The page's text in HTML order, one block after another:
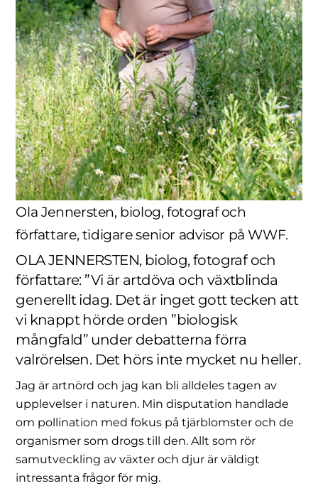
Ola Jennersten, biolog, fotograf och
författare, tidigare senior advisor på WWF.
OLA JENNERSTEN, biolog, fotograf och
författare: ”Vi är artdöva och växtblinda
generellt idag. Det är inget gott tecken att
vi knappt hörde orden ”biologisk
mångfald” under debatterna förra
valrörelsen. Det hörs inte mycket nu heller.
Jag är artnörd och jag kan bli alldeles tagen av
upplevelser i naturen. Min disputation handlade
om pollination med fokus på tjärblomster och de
organismer som drogs till den. Allt som rör
samutveckling av växter och djur är väldigt
intressanta frågor för mig.